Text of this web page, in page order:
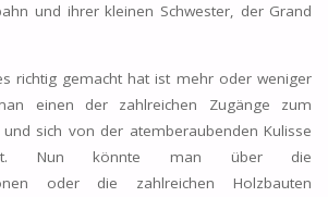
und ihrer kleinen Schwester, der Grand
richtig gemacht hat ist mehr oder weniger
einen der zahlreichen Zugänge zum
sich von der atemberaubenden Kulisse
Nun könnte man über die
oder die zahlreichen Holzbauten